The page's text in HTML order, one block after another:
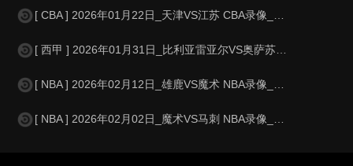
[ CBA ] 2026年01月22日_天津VS江苏 CBA录像_全场录像【
[ 西甲 ] 2026年01月31日_比利亚雷亚尔VS奥萨苏纳 西甲录像_
[ NBA ] 2026年02月12日_雄鹿VS魔术 NBA录像_高清录像【
[ NBA ] 2026年02月02日_魔术VS马刺 NBA录像_全场录像【